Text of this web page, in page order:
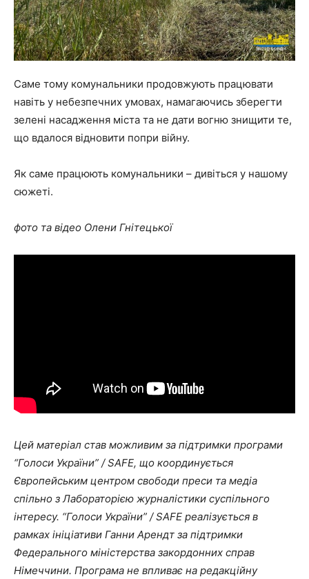
Саме тому комунальники продовжують працювати
навіть у небезпечних умовах, намагаючись зберегти
зелені насадження міста та не дати вогню знищити те,
що вдалося відновити попри війну.
Як саме працюють комунальники – дивіться у нашому
сюжеті.
фото та відео Олени Гнітецької
Цей матеріал став можливим за підтримки програми
“Голоси України” / SAFE, що координується
Європейським центром свободи преси та медіа
спільно з Лабораторією журналістики суспільного
інтересу. “Голоси України” / SAFE реалізується в
рамках ініціативи Ганни Арендт за підтримки
Федерального міністерства закордонних справ
Німеччини. Програма не впливає на редакційну